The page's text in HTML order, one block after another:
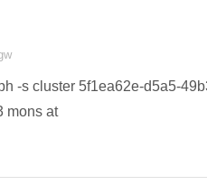
-s cluster 5f1ea62e-d5a5-
mons at